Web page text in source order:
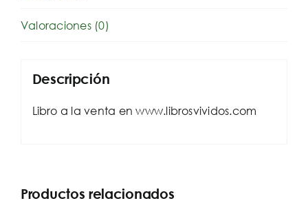
Valoraciones (0)
Descripción
Libro a la venta en www.librosvividos.com
Productos relacionados